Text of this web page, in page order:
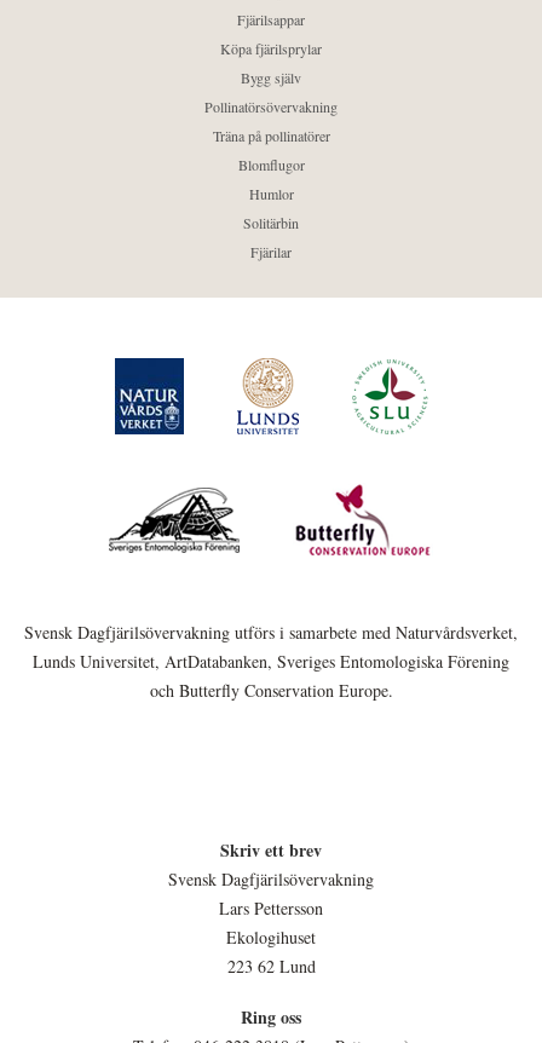
Fjärilsappar
Köpa fjärilsprylar
Bygg själv
Pollinatörsövervakning
Träna på pollinatörer
Blomflugor
Humlor
Solitärbin
Fjärilar
Svensk Dagfjärilsövervakning utförs i samarbete med Naturvårdsverket,
Lunds Universitet, ArtDatabanken, Sveriges Entomologiska Förening
och Butterfly Conservation Europe.
Skriv ett brev
Svensk Dagfjärilsövervakning
Lars Pettersson
Ekologihuset
223 62 Lund
Ring oss